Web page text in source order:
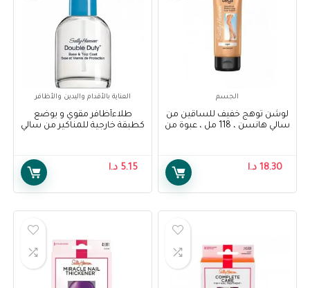
الجسم
لوشن توهج خفيف للساقين من
سالي هانسن ، 118 مل ، عبوة من
18.30 د.ا
العناية بالأقدام واليدين والأظافر
طلاءأظافر مقوي و يوضع
كطبقة خارجية للمناكير من سالي
5.15 د.ا